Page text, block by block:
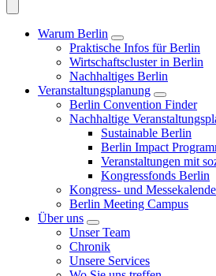
Warum Berlin
Praktische Infos für Berlin
Wirtschaftscluster in Berlin
Nachhaltiges Berlin
Veranstaltungsplanung
Berlin Convention Finder
Nachhaltige
Sustainable Berlin
Berlin Impact
Veranstaltungen mit
Kongressfonds Berlin
Kongress- und
Berlin Meeting Campus
Über uns
Unser Team
Chronik
Unsere Services